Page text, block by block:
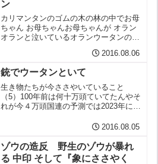
ン
カリマンタンのゴムの木の林の中でお母
ちゃん お母ちゃんお母ちゃんが オラン
オランと泣いているオランウータンの赤
Jakarta Post)↓ ↓ ↓ ↓ ↓⇒ 銃でウータンと
いて⇒ 日本よサラ...
2016.08.06
銃でウータンといて
生き物たちが今ささやいていること
（5）100年前は何十万頭ていてたんやそ
れが今４万頭国連の予測では2023年には
フィントン・ポスト）↓ ↓ ↓ ↓ ↓2016.08.05
ゾウの造反 野生のゾウが暴れ
る 中印 そして『象にささやく